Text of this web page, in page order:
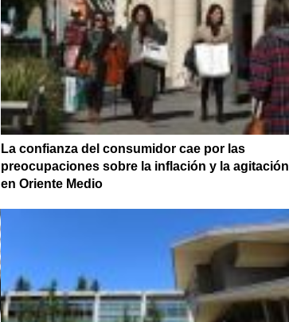
La confianza del consumidor cae por las
preocupaciones sobre la inflación y la agitación
en Oriente Medio